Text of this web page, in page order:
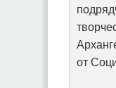
от